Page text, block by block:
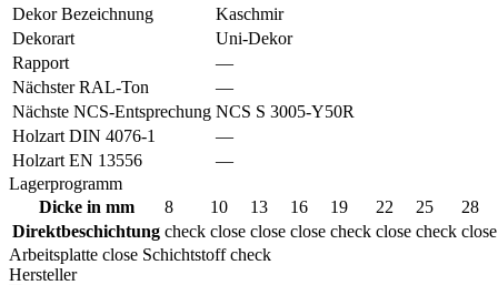
Dekor Bezeichnung
Kaschmir
Dekorart
Uni-Dekor
Rapport
—
Nächster RAL-Ton
—
Nächste NCS-Entsprechung NCS S 3005-Y50R
Holzart DIN 4076-1
—
Holzart EN 13556
—
Lagerprogramm
Dicke in mm
8 10 13 16 19 22 25
28
Direktbeschichtung check close close close check close check close
Arbeitsplatte close Schichtstoff check
Hersteller